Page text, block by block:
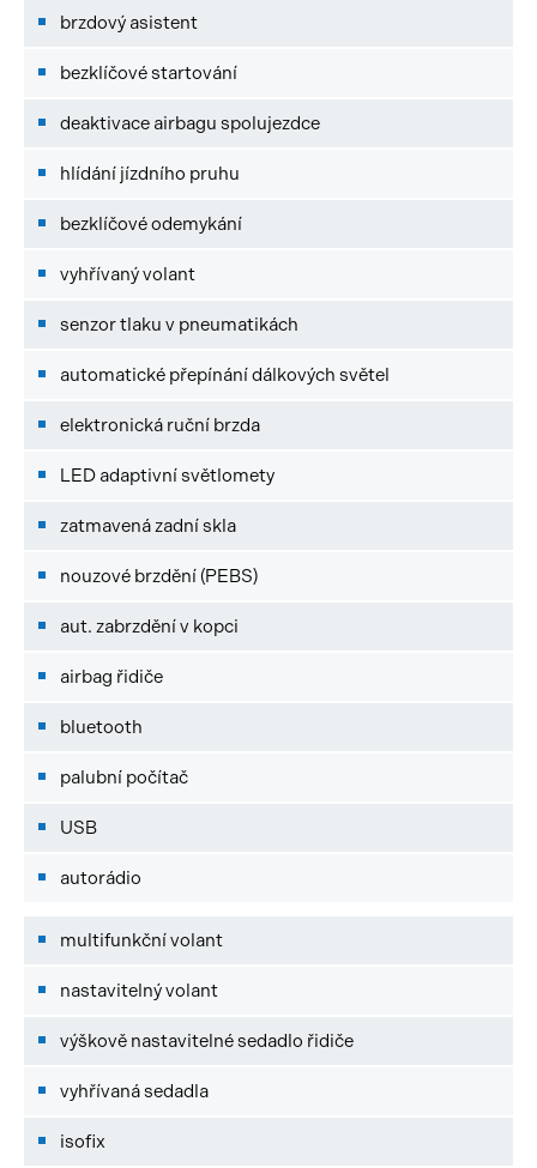
brzdový asistent
bezklíčové startování
deaktivace airbagu spolujezdce
hlídání jízdního pruhu
bezklíčové odemykání
vyhřívaný volant
senzor tlaku v pneumatikách
automatické přepínání dálkových světel
elektronická ruční brzda
LED adaptivní světlomety
zatmavená zadní skla
nouzové brzdění (PEBS)
aut. zabrzdění v kopci
airbag řidiče
bluetooth
palubní počítač
USB
autorádio
multifunkční volant
nastavitelný volant
výškově nastavitelné sedadlo řidiče
vyhřívaná sedadla
isofix